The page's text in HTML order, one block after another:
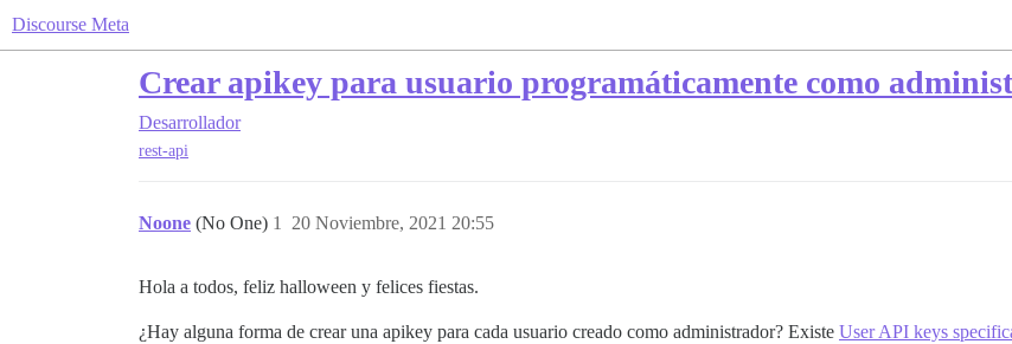
Discourse Meta
Crear apikey para usuario programáticamente como
Desarrollador
rest-api
Noone (No One) 20 Noviembre, 2021 20:55
1
Hola a todos, feliz halloween y felices fiestas.
¿Hay alguna forma de crear una apikey para cada usuario creado como administrador? Existe User API keys